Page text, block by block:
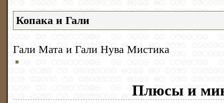
Копака и Гали
Гали Мата и Гали Нува Мистика
Плюсы и